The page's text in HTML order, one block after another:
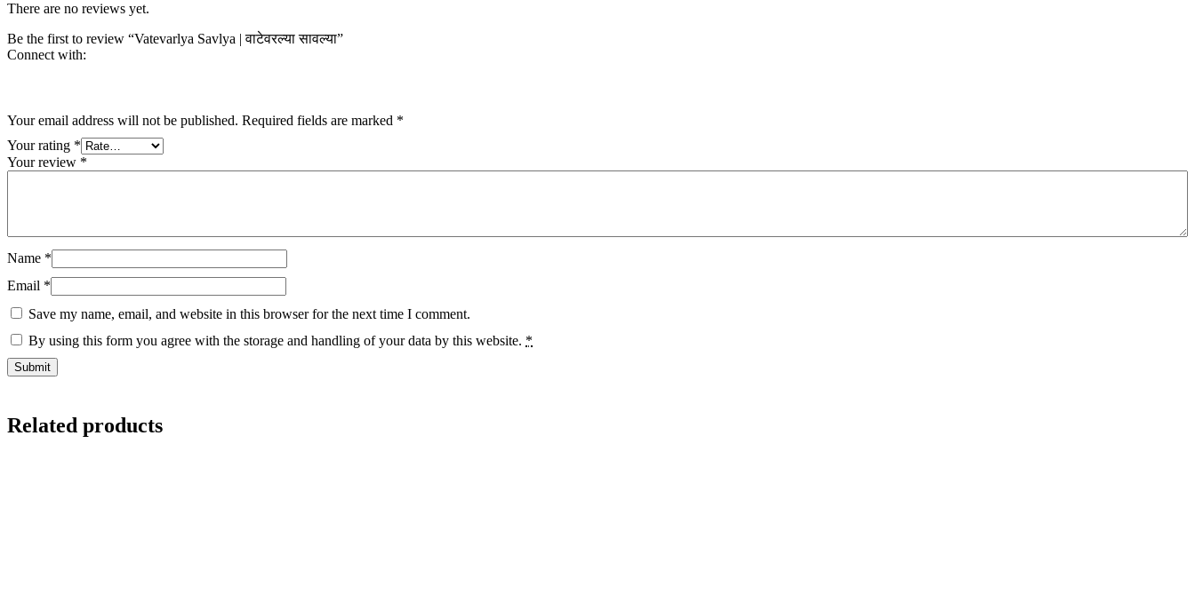
There are no reviews yet.
Be the first to review “Vatevarlya Savlya | वाटेवरल्या सावल्या”
Connect with:
Your email address will not be published. Required fields are marked *
Your rating *
Your review *
Name *
Email *
Save my name, email, and website in this browser for the next time I comment.
By using this form you agree with the storage and handling of your data by this website. *
Related products